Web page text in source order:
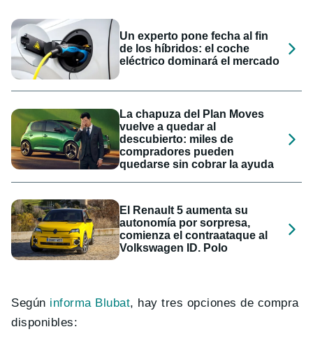
Un experto pone fecha al fin
de los híbridos: el coche
eléctrico dominará el mercado
La chapuza del Plan Moves
vuelve a quedar al
descubierto: miles de
compradores pueden
quedarse sin cobrar la ayuda
El Renault 5 aumenta su
autonomía por sorpresa,
comienza el contraataque al
Volkswagen ID. Polo
Según informa Blubat, hay tres opciones de compra
disponibles: